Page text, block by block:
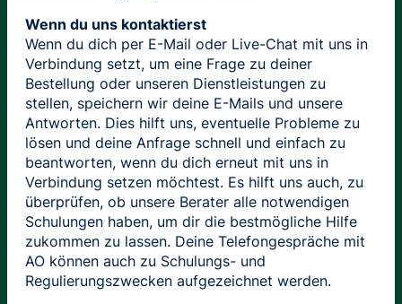
Wenn du uns kontaktierst
Wenn du dich per E-Mail oder Live-Chat mit uns in
Verbindung setzt, um eine Frage zu deiner
Bestellung oder unseren Dienstleistungen zu
stellen, speichern wir deine E-Mails und unsere
Antworten. Dies hilft uns, eventuelle Probleme zu
lösen und deine Anfrage schnell und einfach zu
beantworten, wenn du dich erneut mit uns in
Verbindung setzen möchtest. Es hilft uns auch, zu
überprüfen, ob unsere Berater alle notwendigen
Schulungen haben, um dir die bestmögliche Hilfe
zukommen zu lassen. Deine Telefongespräche mit
AO können auch zu Schulungs- und
Regulierungszwecken aufgezeichnet werden.